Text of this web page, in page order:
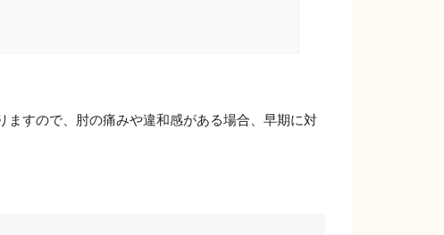
すので、肘の痛みや違和感がある場合、早期に対